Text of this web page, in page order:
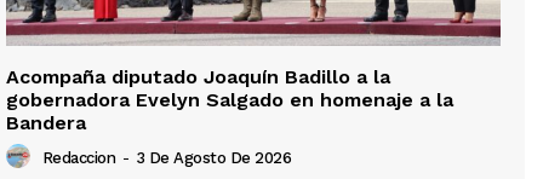
Acompaña diputado Joaquín Badillo a la
gobernadora Evelyn Salgado en homenaje a la
Bandera
Redaccion - 3 De Agosto De 2026